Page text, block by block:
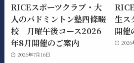
RICEスポーツクラブ・大
人のバドミントン塾四條畷
校 月曜午後コース2026
年8月開催のご案内
2026年7月16日
生
開催
2026